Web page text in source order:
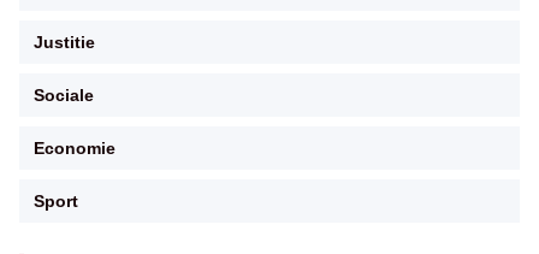
Justitie
Sociale
Economie
Sport